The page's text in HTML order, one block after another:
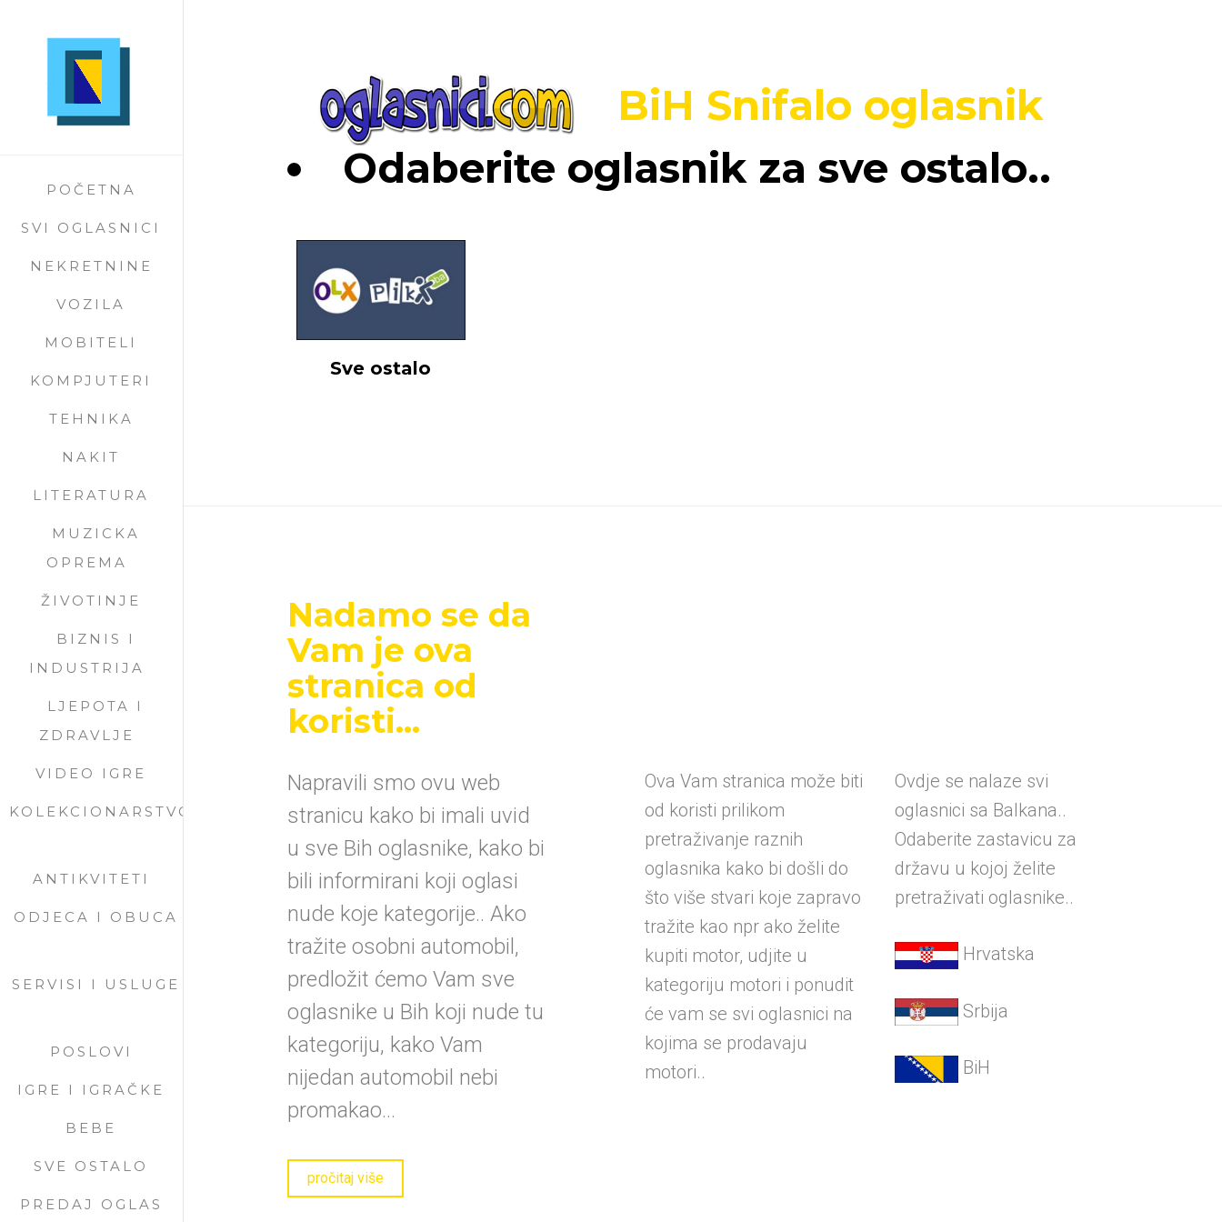
POČETNA
SVI OGLASNICI
NEKRETNINE
VOZILA
MOBITELI
KOMPJUTERI
TEHNIKA
NAKIT
LITERATURA
MUZICKA
OPREMA
ŽIVOTINJE
BIZNIS I
INDUSTRIJA
LJEPOTA I
ZDRAVLJE
VIDEO IGRE
KOLEKCIONARSTVO
ANTIKVITETI
ODJECA I OBUCA
SERVISI I USLUGE
POSLOVI
IGRE I IGRAČKE
BEBE
SVE OSTALO
PREDAJ OGLAS
BiH Snifalo oglasnik
Odaberite oglasnik za sve ostalo..
Sve ostalo
Nadamo se da
Vam je ova
stranica od
koristi...
Napravili smo ovu web
stranicu kako bi imali uvid
u sve Bih oglasnike, kako bi
bili informirani koji oglasi
nude koje kategorije.. Ako
tražite osobni automobil,
predložit ćemo Vam sve
oglasnike u Bih koji nude tu
kategoriju, kako Vam
nijedan automobil nebi
promakao...
pročitaj više
Ova Vam stranica može biti
od koristi prilikom
pretraživanje raznih
oglasnika kako bi došli do
što više stvari koje zapravo
tražite kao npr ako želite
kupiti motor, udjite u
kategoriju motori i ponudit
će vam se svi oglasnici na
kojima se prodavaju
motori..
Ovdje se nalaze svi
oglasnici sa Balkana..
Odaberite zastavicu za
državu u kojoj želite
pretraživati oglasnike..
Hrvatska
Srbija
BiH